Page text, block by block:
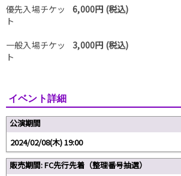
優先入場チケッ
ト
6,000円 (税込)
一般入場チケッ
ト
3,000円 (税込)
イベント詳細
公演期間
2024/02/08(木) 19:00
販売期間: FC先行先着（整理番号抽選）